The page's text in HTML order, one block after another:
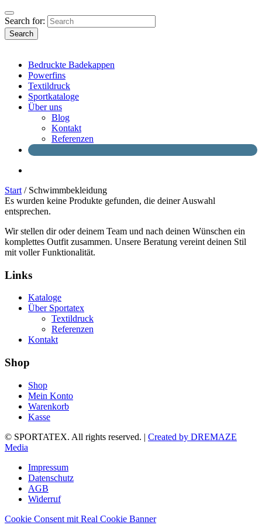
Search for:
Search
Bedruckte Badekappen
Powerfins
Textildruck
Sportkataloge
Über uns
Blog
Kontakt
Referenzen
Start / Schwimmbekleidung
Es wurden keine Produkte gefunden, die deiner Auswahl
entsprechen.
Wir stellen dir oder deinem Team und nach deinen Wünschen ein
komplettes Outfit zusammen. Unsere Beratung vereint deinen Stil
mit voller Funktionalität.
Links
Kataloge
Über Sportatex
Textildruck
Referenzen
Kontakt
Shop
Shop
Mein Konto
Warenkorb
Kasse
© SPORTATEX. All rights reserved. | Created by DREMAZE
Media
Impressum
Datenschutz
AGB
Widerruf
Cookie Consent mit Real Cookie Banner